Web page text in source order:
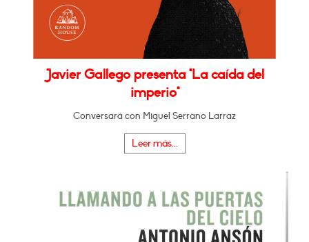
Javier Gallego presenta "La caída del
imperio"
Conversará con Miguel Serrano Larraz
Leer más...